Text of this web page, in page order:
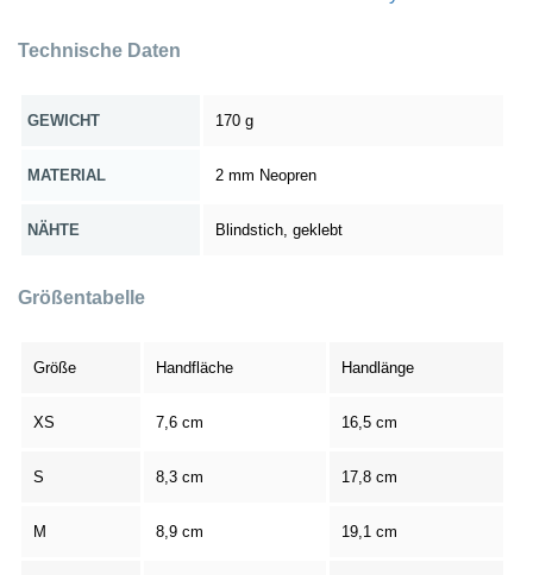
Technische Daten
GEWICHT 170 g
MATERIAL 2 mm Neopren
NÄHTE Blindstich, geklebt
Größentabelle
Größe Handfläche Handlänge
XS 7,6 cm 16,5 cm
S 8,3 cm 17,8 cm
M 8,9 cm 19,1 cm